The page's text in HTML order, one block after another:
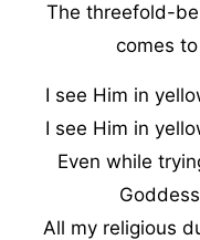
The threefold-
comes
I see Him in
I see Him in
Even while
All my religious